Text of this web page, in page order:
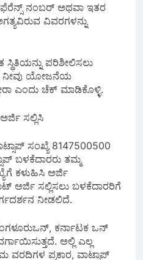
ನಂಬರ್ ಅಥವಾ ಇತರ
ವಿವರಗಳನ್ನು
ಪರಿಶೀಲಿಸಲು
ನೀವು ಯೋಜನೆಯ
ಎಂದು ಚೆಕ್ ಮಾಡಿಕೊಳ್ಳಿ.
ಸಲ್ಲಿಸಿ
ಸಂಖ್ಯೆ 8147500500
ಬಳಕೆದಾರರು ತಮ್ಮ
ಕಳುಹಿಸಿ ಅರ್ಜಿ
ಅರ್ಜಿ ಸಲ್ಲಿಸಲು ಬಳಕೆದಾರರಿಗೆ
ನೀಡಲಿದೆ.
ಕರ್ನಾಟಕ ಒನ್
ಅಲ್ಲಿ ಎಲ್ಲ
ಪ್ರಕಾರ, ವಾಟ್ಸಾಪ್